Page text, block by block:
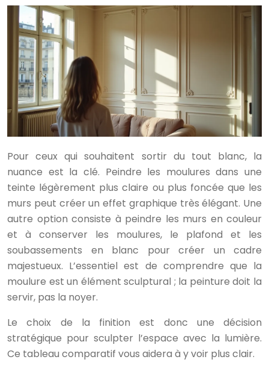
Pour ceux qui souhaitent sortir du tout blanc, la
nuance est la clé. Peindre les moulures dans une
teinte légèrement plus claire ou plus foncée que les
murs peut créer un effet graphique très élégant. Une
autre option consiste à peindre les murs en couleur
et à conserver les moulures, le plafond et les
soubassements en blanc pour créer un cadre
majestueux. L’essentiel est de comprendre que la
moulure est un élément sculptural ; la peinture doit la
servir, pas la noyer.
Le choix de la finition est donc une décision
stratégique pour sculpter l’espace avec la lumière.
Ce tableau comparatif vous aidera à y voir plus clair.